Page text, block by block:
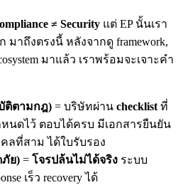
≠ Security แต่ EP นั้นเรา
มาถึงตรงนี้ หลังจากดู framework,
มาแล้ว เราพร้อมจะเจาะคำ
ติตามกฎ) = บริษัทผ่าน checklist ที่
ำหนดไว้ ตอบได้ครบ มีเอกสารยืนยัน
ลที่สาม ได้ใบรับรอง
ภัย) = โจรปล้นไม่ได้จริง ระบบ
เร็ว recovery ได้